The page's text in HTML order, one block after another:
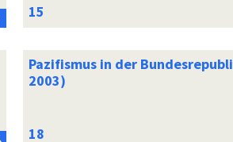
Pazifismus in der
2003)